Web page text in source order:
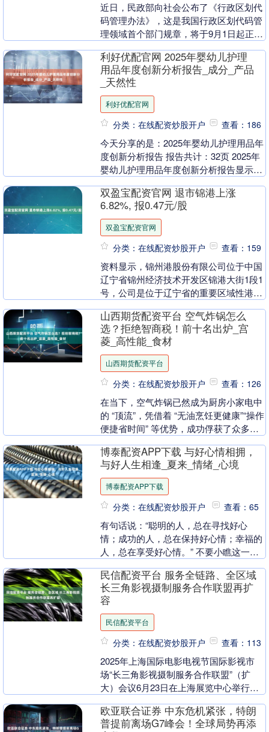
近日，民政部向社会公布了《行政区划代
码管理办法》，这是我国行政区划代码管
理领域首个部门规章，将于9月1日起正式
息息相关，是依....
利好优配官网 2025年婴幼儿护理
用品年度创新分析报告_成分_产品
_天然性
利好优配官网
分类：在线配资炒股开户 查看：186
今天分享的是：2025年婴幼儿护理用品年
度创新分析报告 报告共计：32页 2025年
婴幼儿护理用品年度创新分析报告显示，
非洲....
双盈宝配资官网 退市锦港上涨
6.82%, 报0.47元/股
双盈宝配资官网
分类：在线配资炒股开户 查看：159
资料显示，锦州港股份有限公司位于中国
辽宁省锦州经济技术开发区锦港大街1段1
号，公司是位于辽宁省的重要区域性港
洲、欧洲、大洋洲、....
山西期货配资平台 空气炸锅怎么
选？拒绝智商税！前十名出炉_宫
菱_高性能_食材
山西期货配资平台
分类：在线配资炒股开户 查看：126
在当下，空气炸锅已然成为厨房小家电中
的 “顶流”，凭借着 “无油烹饪更健康”“操作
便捷省时间” 等优势，成功俘获了众多消
爱美....
博泰配资APP下载 与好心情相拥，
与好人生相逢_夏来_情绪_心境
博泰配资APP下载
分类：在线配资炒股开户 查看：65
有句话说：“聪明的人，总在寻找好心
情；成功的人，总在保持好心情；幸福的
人，总在享受好心情。” 不要小瞧这一份
们带来好的运程。....
民信配资平台 服务全链路、全区域
长三角影视摄制服务合作联盟再扩
容
民信配资平台
分类：在线配资炒股开户 查看：113
2025年上海国际电影电视节国际影视市
场“长三角影视摄制服务合作联盟”（扩
大）会议6月23日在上海展览中心举行。
地的影视行业....
欧亚联合证券 中东危机紧张，特朗
普提前离场G7峰会！全球局势再添